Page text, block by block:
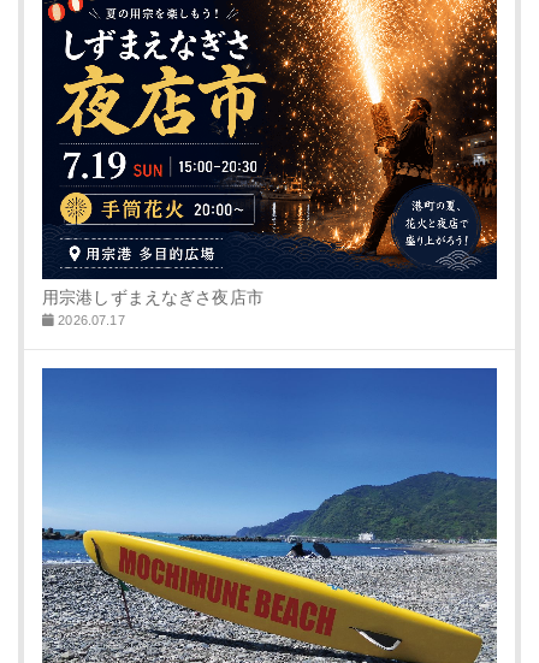
用宗港しずまえなぎさ夜店市
2026.07.17